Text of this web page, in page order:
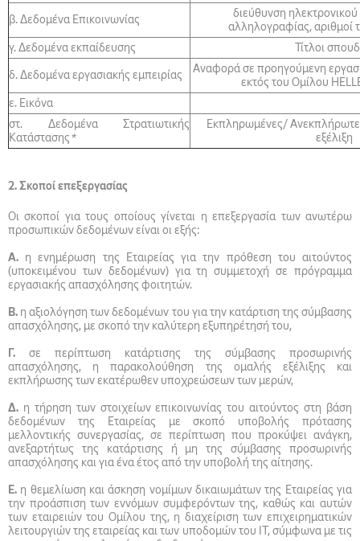
β. Δεδομένα Επικοινωνίας
διεύθυνση
αλληλογραφίας,
γ. Δεδομένα εκπαίδευσης
Τίτλοι
δ. Δεδομένα εργασιακής εμπειρίας
Αναφορά σε προηγούμενη
εκτός του Ομίλου
ε. Εικόνα
στ. Δεδομένα Στρατιωτικής
Κατάστασης*
Εκπληρωμένες/
εξέλιξη
2. Σκοποί επεξεργασίας
Οι σκοποί για τους οποίους γίνεται η επεξεργασία των ανωτέρω
προσωπικών δεδομένων είναι οι εξής:
Α. η ενημέρωση της Εταιρείας για την πρόθεση του αιτούντος
(υποκειμένου των δεδομένων) για τη συμμετοχή σε πρόγραμμα
εργασιακής απασχόλησης φοιτητών.
Β. η αξιολόγηση των δεδομένων του για την κατάρτιση της σύμβασης
απασχόλησης, με σκοπό την καλύτερη εξυπηρέτησή του,
Γ. σε περίπτωση κατάρτισης της σύμβασης προσωρινής
απασχόλησης, η παρακολούθηση της ομαλής εξέλιξης και
εκπλήρωσης των εκατέρωθεν υποχρεώσεων των μερών,
Δ. η τήρηση των στοιχείων επικοινωνίας του αιτούντος στη βάση
δεδομένων της Εταιρείας με σκοπό υποβολής πρότασης
μελλοντικής συνεργασίας, σε περίπτωση που προκύψει ανάγκη,
ανεξαρτήτως της κατάρτισης ή μη της σύμβασης προσωρινής
απασχόλησης και για ένα έτος από την υποβολή της αίτησης.
Ε. η θεμελίωση και άσκηση νομίμων δικαιωμάτων της Εταιρείας για
την προάσπιση των εννόμων συμφερόντων της, καθώς και αυτών
των εταιρειών του Ομίλου της, η διαχείριση των επιχειρηματικών
λειτουργιών της εταιρείας και των υποδομών του IT, σύμφωνα με τις